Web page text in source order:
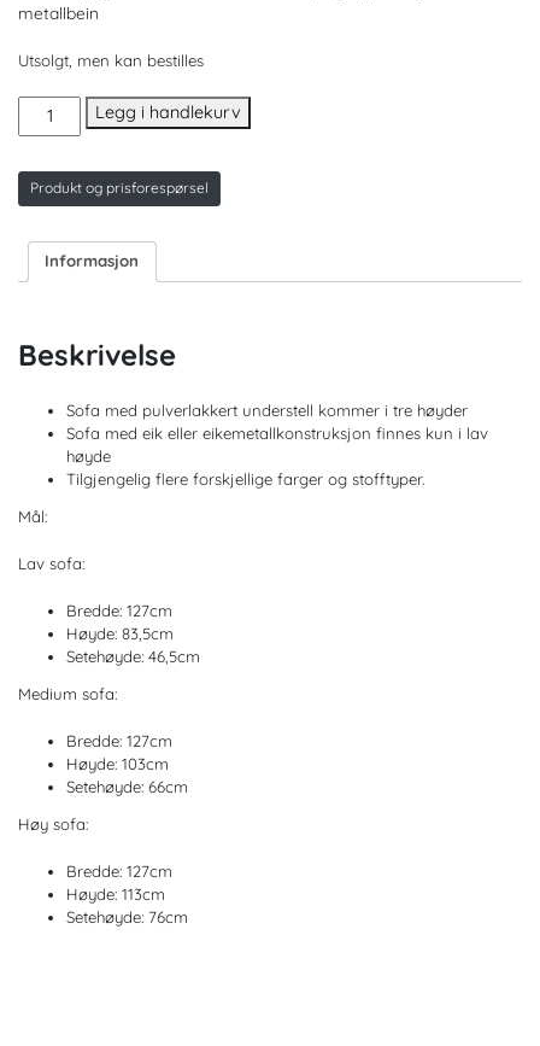
metallbein
Utsolgt, men kan bestilles
Flos
sofa
Legg i handlekurv
Produkt og prisforespørsel
Informasjon
Beskrivelse
Sofa med pulverlakkert understell kommer i tre høyder
Sofa med eik eller eikemetallkonstruksjon finnes kun i lav
høyde
Tilgjengelig flere forskjellige farger og stofftyper.
Mål:
Lav sofa:
Bredde: 127cm
Høyde: 83,5cm
Setehøyde: 46,5cm
Medium sofa:
Bredde: 127cm
Høyde: 103cm
Setehøyde: 66cm
Høy sofa:
Bredde: 127cm
Høyde: 113cm
Setehøyde: 76cm